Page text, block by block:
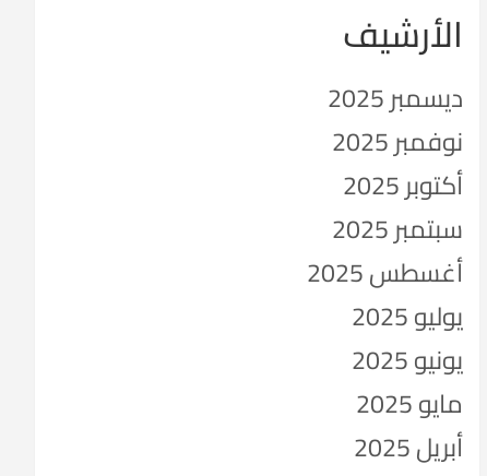
الأرشيف
ديسمبر 2025
نوفمبر 2025
أكتوبر 2025
سبتمبر 2025
أغسطس 2025
يوليو 2025
يونيو 2025
مايو 2025
أبريل 2025